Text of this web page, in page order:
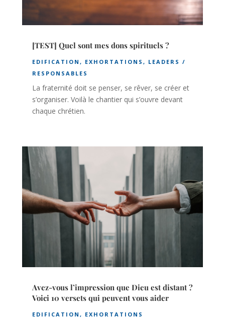
[TEST] Quel sont mes dons spirituels ?
EDIFICATION , EXHORTATIONS , LEADERS /
RESPONSABLES
La fraternité doit se penser, se rêver, se créer et
s’organiser. Voilà le chantier qui s’ouvre devant
chaque chrétien.
Avez-vous l’impression que Dieu est distant ?
Voici 10 versets qui peuvent vous aider
EDIFICATION , EXHORTATIONS